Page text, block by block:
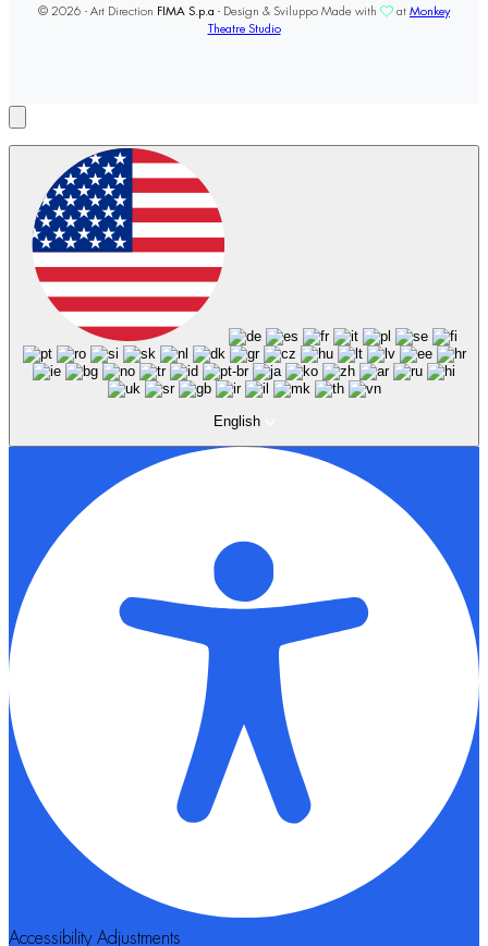
© 2026 - Art Direction FIMA S.p.a - Design & Sviluppo Made with at Monkey
Theatre Studio
English
Accessibility Adjustments